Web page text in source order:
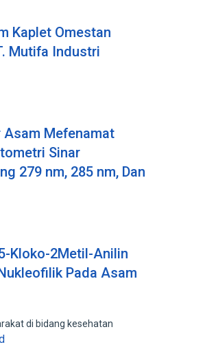
Kaplet Omestan
Mutifa Industri
Asam Mefenamat
Sinar
279 nm, 285 nm, Dan
Kloko-2Metil-Anilin
Pada Asam
di bidang kesehatan